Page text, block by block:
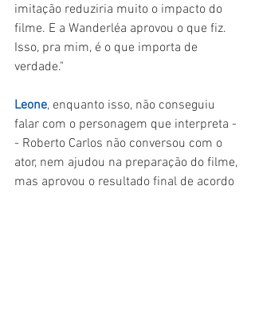
imitação reduziria muito o impacto do
filme. E a Wanderléa aprovou o que fiz.
Isso, pra mim, é o que importa de
verdade."
Leone, enquanto isso, não conseguiu
falar com o personagem que interpreta -
- Roberto Carlos não conversou com o
ator, nem ajudou na preparação do filme,
mas aprovou o resultado final de acordo